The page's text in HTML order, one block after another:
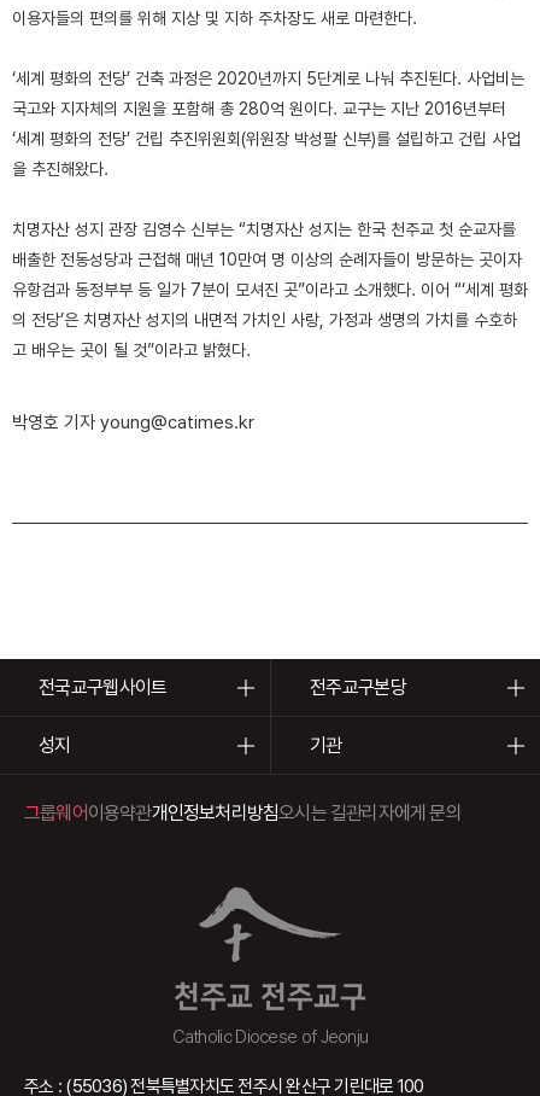
이용자들의 편의를 위해 지상 및 지하 주차장도 새로 마련한다.
‘세계 평화의 전당’ 건축 과정은 2020년까지 5단계로 나눠 추진된다. 사업비는
국고와 지자체의 지원을 포함해 총 280억 원이다. 교구는 지난 2016년부터
‘세계 평화의 전당’ 건립 추진위원회(위원장 박성팔 신부)를 설립하고 건립 사업
을 추진해왔다.
치명자산 성지 관장 김영수 신부는 “치명자산 성지는 한국 천주교 첫 순교자를
배출한 전동성당과 근접해 매년 10만여 명 이상의 순례자들이 방문하는 곳이자
유항검과 동정부부 등 일가 7분이 모셔진 곳”이라고 소개했다. 이어 “‘세계 평화
의 전당’은 치명자산 성지의 내면적 가치인 사랑, 가정과 생명의 가치를 수호하
고 배우는 곳이 될 것”이라고 밝혔다.
박영호 기자 young@catimes.kr
전국교구웹사이트 전주교구본당
성지 기관
천주교 전주교구
Catholic Diocese of Jeonju
그룹웨어이용약관개인정보처리방침오시는 길관리자에게 문의
주소 : (55036) 전북특별자치도 전주시 완산구 기린대로 100